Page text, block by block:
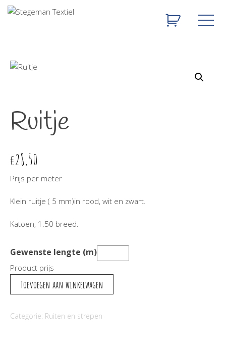
Ruitje
€28,50
Prijs per meter
Klein ruitje ( 5 mm)in rood, wit en zwart.
Katoen, 1.50 breed.
Gewenste lengte (m)
Product prijs
Ruitje
aantal
Toevoegen aan winkelwagen
Categorie: Ruiten en strepen